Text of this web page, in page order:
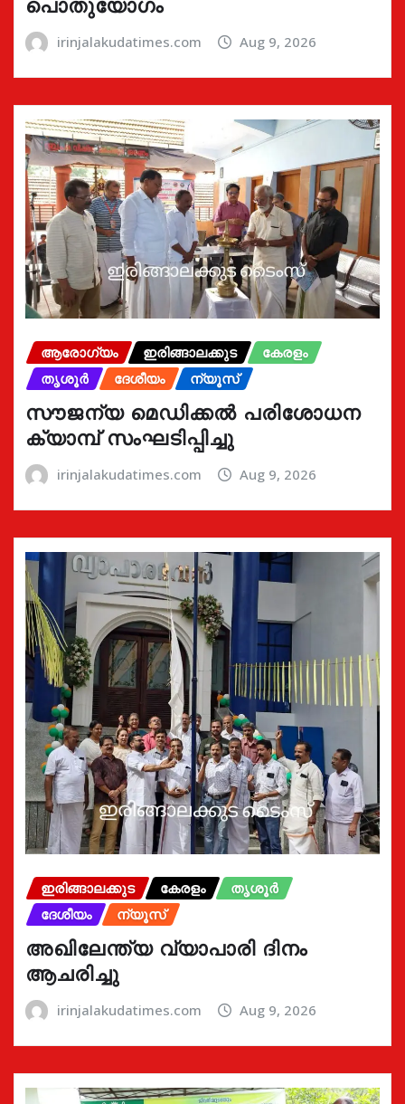
irinjalakudatimes.com Aug 9, 2026
ആരോഗ്യം ഇരിങ്ങാലക്കുട
കേരളം
തൃശൂർ
ദേശീയം ന്യൂസ്
സൗജന്യ മെഡിക്കൽ പരിശോധന
ക്യാമ്പ് സംഘടിപ്പിച്ചു
irinjalakudatimes.com Aug 9, 2026
ഇരിങ്ങാലക്കുട കേരളം
തൃശൂർ
ദേശീയം
ന്യൂസ്
അഖിലേന്ത്യ വ്യാപാരി ദിനം
ആചരിച്ചു
irinjalakudatimes.com Aug 9, 2026